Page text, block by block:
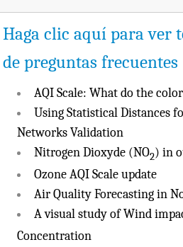
Haga clic aquí para ver
de preguntas frecuentes
AQI Scale: What do the
Using Statistical Distances
Networks Validation
Nitrogen Dioxyde (NO2) in
Ozone AQI Scale update
Air Quality Forecasting in
A visual study of Wind
Concentration